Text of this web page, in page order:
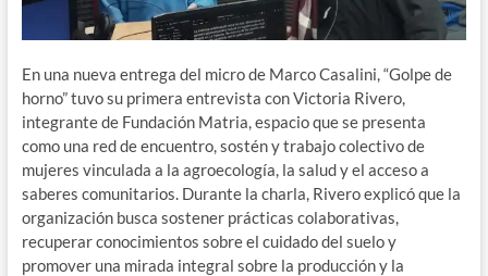
En una nueva entrega del micro de Marco Casalini, “Golpe de
horno” tuvo su primera entrevista con Victoria Rivero,
integrante de Fundación Matria, espacio que se presenta
como una red de encuentro, sostén y trabajo colectivo de
mujeres vinculada a la agroecología, la salud y el acceso a
saberes comunitarios. Durante la charla, Rivero explicó que la
organización busca sostener prácticas colaborativas,
recuperar conocimientos sobre el cuidado del suelo y
promover una mirada integral sobre la producción y la